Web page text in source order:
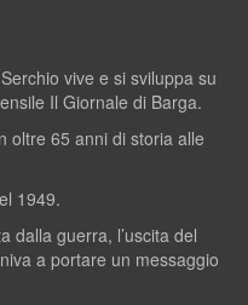
vive e si sviluppa su
Il Giornale di Barga.
oltre 65 anni di storia alle
1949.
dalla guerra, l’uscita del
a portare un messaggio